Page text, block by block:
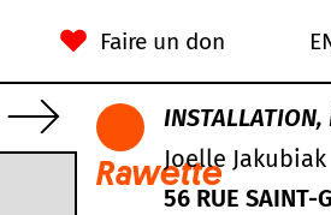
Faire un don
Rawette
INSTALLATION,
Joelle Jakubiak
56 RUE SAINT-